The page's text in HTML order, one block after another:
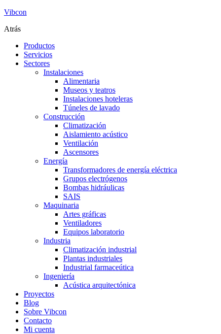
Vibcon
Atrás
Productos
Servicios
Sectores
Instalaciones
Alimentaria
Museos y teatros
Instalaciones hoteleras
Túneles de lavado
Construcción
Climatización
Aislamiento acústico
Ventilación
Ascensores
Energía
Transformadores de energía eléctrica
Grupos electrógenos
Bombas hidráulicas
SAIS
Maquinaria
Artes gráficas
Ventiladores
Equipos laboratorio
Industria
Climatización industrial
Plantas industriales
Industrial farmaceútica
Ingeniería
Acústica arquitectónica
Proyectos
Blog
Sobre Vibcon
Contacto
Mi cuenta